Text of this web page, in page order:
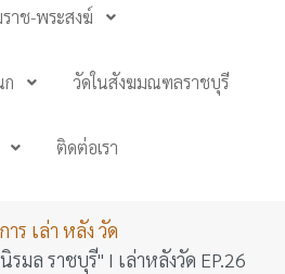
าช-พระสงฆ์
วัดในสังฆมณฑลราชบุรี
ติดต่อเรา
าร เล่า หลัง วัด
มล ราชบุรี" I เล่าหลังวัด EP.26